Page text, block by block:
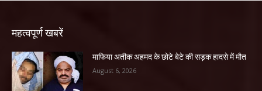
महत्वपूर्ण खबरें
माफिया अतीक अहमद के छोटे बेटे की सड़क हादसे में मौत
August 6, 2026